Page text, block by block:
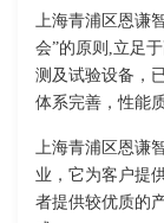
上海青浦区恩谦
会”的原则,立足
测及试验设备，
体系完善，性能
上海青浦区恩谦
业，它为客户提
者提供较优质的